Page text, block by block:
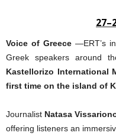
Voice of Greece —ERT’s
Greek speakers around
Kastellorizo International
first time on the island of
Journalist Natasa
offering listeners an